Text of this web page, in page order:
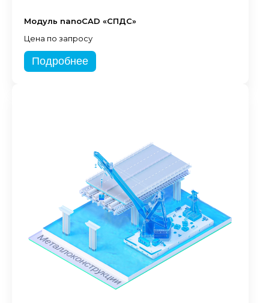
Модуль nanoCAD «СПДС»
Цена по запросу
Подробнее